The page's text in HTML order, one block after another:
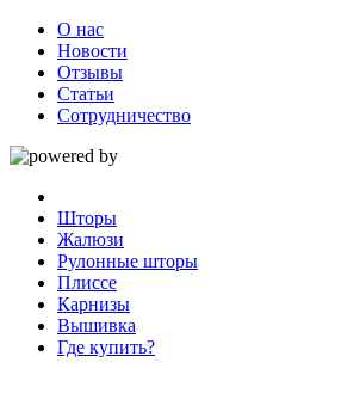
О нас
Новости
Отзывы
Статьи
Сотрудничество
Шторы
Жалюзи
Рулонные шторы
Плиссе
Карнизы
Вышивка
Где купить?